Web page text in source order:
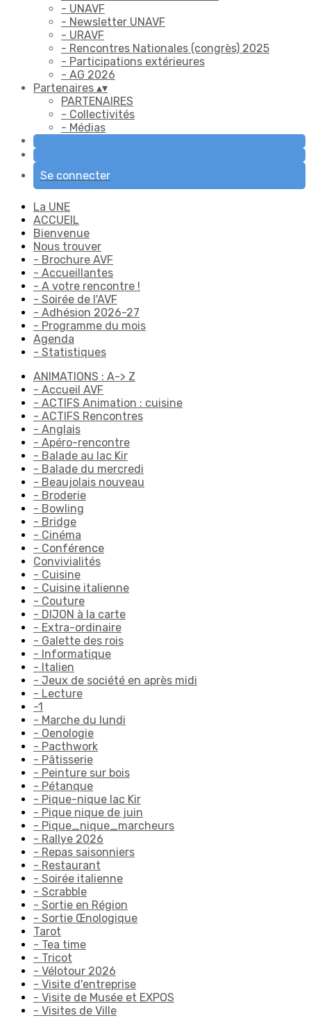
- UNAVF
- Newsletter UNAVF
- URAVF
- Rencontres Nationales (congrès) 2025
- Participations extérieures
- AG 2026
Partenaires ▴▾
PARTENAIRES
- Collectivités
- Médias
Se connecter
La UNE
ACCUEIL
Bienvenue
Nous trouver
- Brochure AVF
- Accueillantes
- A votre rencontre !
- Soirée de l'AVF
- Adhésion 2026-27
- Programme du mois
Agenda
- Statistiques
ANIMATIONS : A-> Z
- Accueil AVF
- ACTIFS Animation : cuisine
- ACTIFS Rencontres
- Anglais
- Apéro-rencontre
- Balade au lac Kir
- Balade du mercredi
- Beaujolais nouveau
- Broderie
- Bowling
- Bridge
- Cinéma
- Conférence
Convivialités
- Cuisine
- Cuisine italienne
- Couture
- DIJON à la carte
- Extra-ordinaire
- Galette des rois
- Informatique
- Italien
- Jeux de société en après midi
- Lecture
-1
- Marche du lundi
- Oenologie
- Pacthwork
- Pâtisserie
- Peinture sur bois
- Pétanque
- Pique-nique lac Kir
- Pique nique de juin
- Pique_nique_marcheurs
- Rallye 2026
- Repas saisonniers
- Restaurant
- Soirée italienne
- Scrabble
- Sortie en Région
- Sortie Œnologique
Tarot
- Tea time
- Tricot
- Vélotour 2026
- Visite d'entreprise
- Visite de Musée et EXPOS
- Visites de Ville